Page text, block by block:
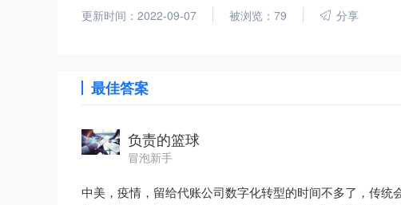
更新时间：2022-09-07 被浏览：79 分享
最佳答案
负责的篮球
冒泡新手
中美，疫情，留给代账公司数字化转型的时间不多了，传统